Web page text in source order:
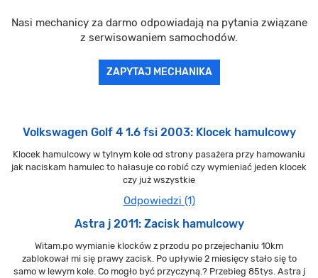
Nasi mechanicy za darmo odpowiadają na pytania związane
z serwisowaniem samochodów.
ZAPYTAJ MECHANIKA
Volkswagen Golf 4 1.6 fsi 2003: Klocek hamulcowy
Klocek hamulcowy w tylnym kole od strony pasażera przy hamowaniu
jak naciskam hamulec to hałasuje co robić czy wymieniać jeden klocek
czy już wszystkie
Odpowiedzi (1)
Astra j 2011: Zacisk hamulcowy
Witam.po wymianie klocków z przodu po przejechaniu 10km
zablokował mi się prawy zacisk. Po upływie 2 miesięcy stało się to
samo w lewym kole. Co mogło być przyczyną.? Przebieg 85tys. Astra j